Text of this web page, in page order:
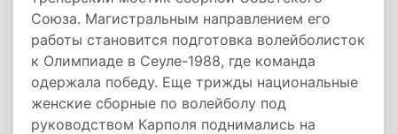
Союза. Магистральным направлением его
работы становится подготовка волейболисток
к Олимпиаде в Сеуле-1988, где команда
одержала победу. Еще трижды национальные
женские сборные по волейболу под
руководством Карполя поднимались на